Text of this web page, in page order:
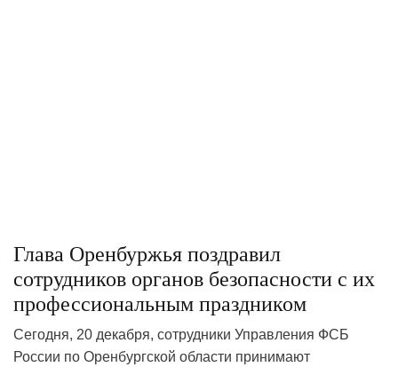
Глава Оренбуржья поздравил
сотрудников органов безопасности с их
профессиональным праздником
Сегодня, 20 декабря, сотрудники Управления ФСБ
России по Оренбургской области принимают